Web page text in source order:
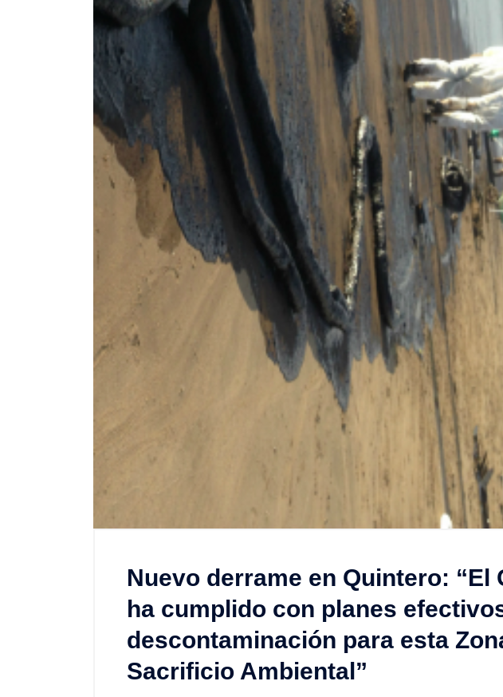
Nuevo derrame en Quintero: “El
ha cumplido con planes
descontaminación para esta
Sacrificio Ambiental”